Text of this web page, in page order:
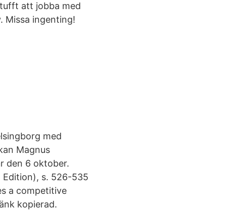
tufft att jobba med
Missa ingenting!
med
Magnus
den 6 oktober.
s. 526-535
a competitive
kopierad.